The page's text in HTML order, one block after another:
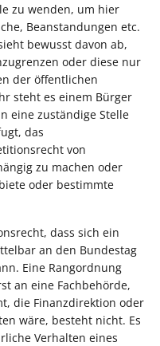
zu wenden, um hier
Beanstandungen etc.
bewusst davon ab,
oder diese nur
der öffentlichen
steht es einem Bürger
eine zuständige Stelle
das
von
zu machen oder
oder bestimmte
dass sich ein
an den Bundestag
Eine Rangordnung
an eine Fachbehörde,
die Finanzdirektion oder
wäre, besteht nicht. Es
Verhalten eines